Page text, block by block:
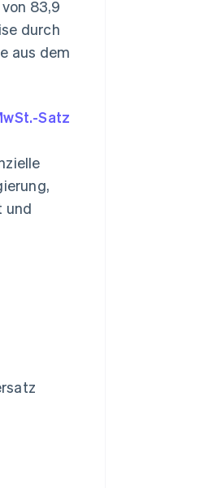
83,9
durch
aus dem
Satz
und